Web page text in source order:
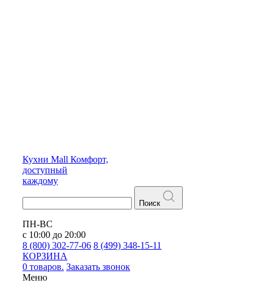
Кухни Mall Комфорт,
доступный
каждому
Поиск
ПН-ВС
с 10:00 до 20:00
8 (800) 302-77-06 8 (499) 348-15-11
КОРЗИНА
0 товаров. Заказать звонок
Меню